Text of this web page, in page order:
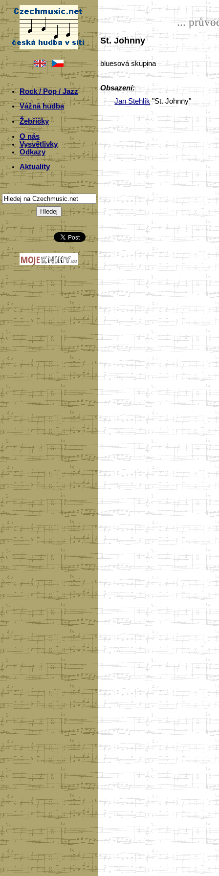
Rock / Pop / Jazz
Vážná hudba
Žebříčky
O nás
Vysvětlivky
Odkazy
Aktuality
...
St. Johnny
bluesová skupina
Obsazení:
Jan Stehlík"St. Johnny"